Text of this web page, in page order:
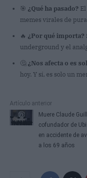
🎯 ¿Qué ha pasado?
memes virales de
🔥 ¿Por qué importa?
underground y el
🤔¿Nos afecta o es
hoy. Y sí, es solo un
Artículo anterior
Muere Claude
cofundador de
en accidente de
a los 69 años